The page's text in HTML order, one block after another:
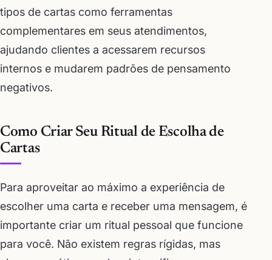
tipos de cartas como ferramentas
complementares em seus atendimentos,
ajudando clientes a acessarem recursos
internos e mudarem padrões de pensamento
negativos.
Como Criar Seu Ritual de Escolha de
Cartas
Para aproveitar ao máximo a experiência de
escolher uma carta e receber uma mensagem, é
importante criar um ritual pessoal que funcione
para você. Não existem regras rígidas, mas